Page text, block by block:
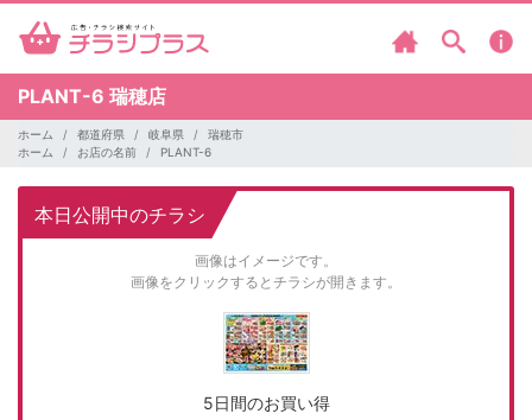
PLANT-6 瑞穂店
ホーム 都道府県 岐阜県
瑞穂市
ホーム
お店の名前 PLANT-6
本日公開中のチラシ
画像はイメージです。
画像をクリックするとチラシが開きます。
5日間のお買い得